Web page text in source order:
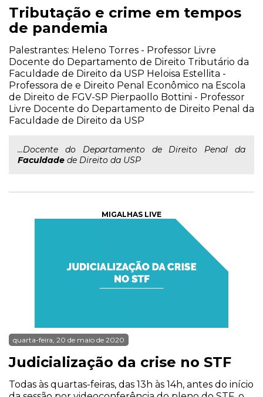
Tributação e crime em tempos
de pandemia
Palestrantes: Heleno Torres - Professor Livre
Docente do Departamento de Direito Tributário da
Faculdade de Direito da USP Heloisa Estellita -
Professora de e Direito Penal Econômico na Escola
de Direito de FGV-SP Pierpaollo Bottini - Professor
Livre Docente do Departamento de Direito Penal da
Faculdade de Direito da USP
...Docente do Departamento de Direito Penal da
Faculdade de Direito da USP
MIGALHAS LIVE
quarta-feira, 20 de maio de 2020
Judicialização da crise no STF
Todas às quartas-feiras, das 13h às 14h, antes do início